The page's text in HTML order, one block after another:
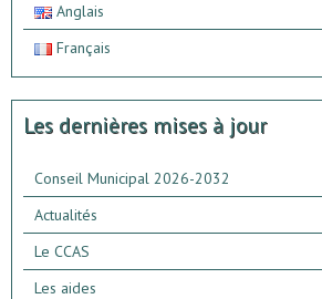
Anglais
Français
Les dernières mises à jour
Conseil Municipal 2026-2032
Actualités
Le CCAS
Les aides